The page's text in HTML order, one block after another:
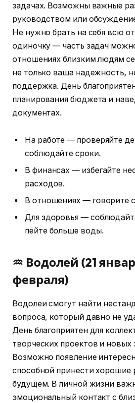
задачах. Возможны важные
руководством или
Не нужно брать на себя всю
одиночку — часть задач
отношениях близким людям
не только ваша надежность,
поддержка. День
планирования бюджета и
документах.
На работе — проверяйте
соблюдайте сроки.
В финансах — избегайте
расходов.
В отношениях — говорите
Для здоровья —
пейте больше воды.
♒ Водолей (21
февраля)
Водолеи смогут найти
вопроса, который давно не
День благоприятен для
творческих проектов и новых
Возможно появление
способной принести хорошие
будущем. В личной жизни
эмоциональный контакт с